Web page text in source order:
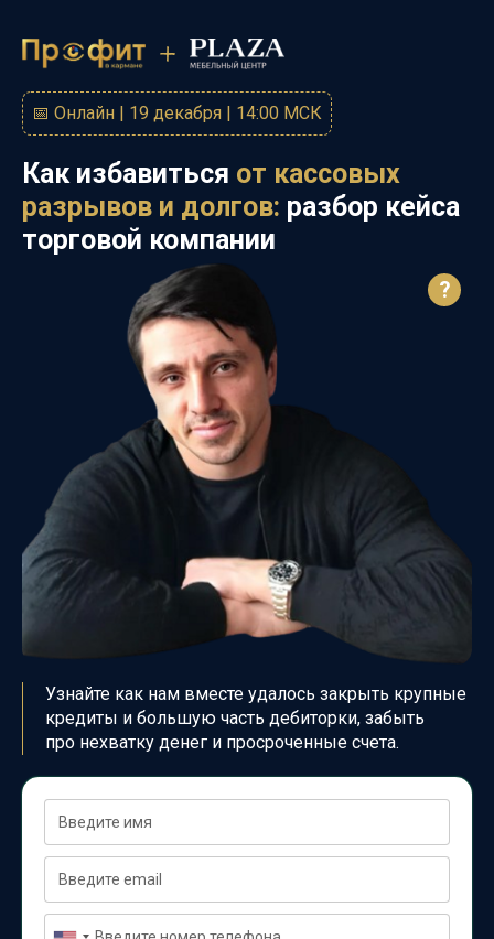
📅 Онлайн | 19 декабря | 14:00 МСК
Как избавиться от кассовых
разрывов и долгов: разбор кейса
торговой компании
?
Узнайте как нам вместе удалось закрыть крупные
кредиты и большую часть дебиторки, забыть
про нехватку денег и просроченные счета.